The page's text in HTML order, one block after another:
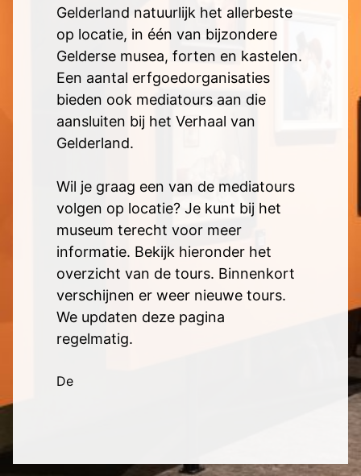
Gelderland natuurlijk het allerbeste
op locatie, in één van bijzondere
Gelderse musea, forten en kastelen.
Een aantal erfgoedorganisaties
bieden ook mediatours aan die
aansluiten bij het Verhaal van
Gelderland.
Wil je graag een van de mediatours
volgen op locatie? Je kunt bij het
museum terecht voor meer
informatie. Bekijk hieronder het
overzicht van de tours. Binnenkort
verschijnen er weer nieuwe tours.
We updaten deze pagina
regelmatig.
De